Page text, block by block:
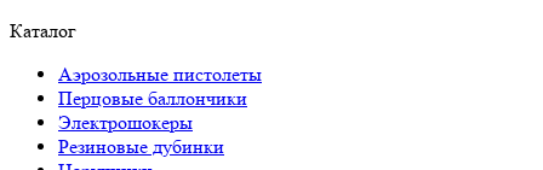
Каталог
Аэрозольные пистолеты
Перцовые баллончики
Электрошокеры
Резиновые дубинки